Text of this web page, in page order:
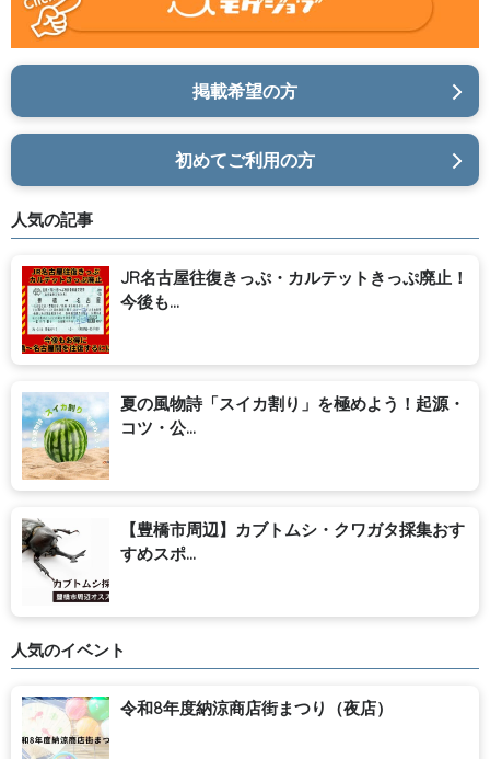
掲載希望の方
初めてご利用の方
人気の記事
JR名古屋往復きっぷ・カルテットきっぷ廃止！
今後も...
夏の風物詩「スイカ割り」を極めよう！起源・
コツ・公...
【豊橋市周辺】カブトムシ・クワガタ採集おす
すめスポ...
人気のイベント
令和8年度納涼商店街まつり（夜店）